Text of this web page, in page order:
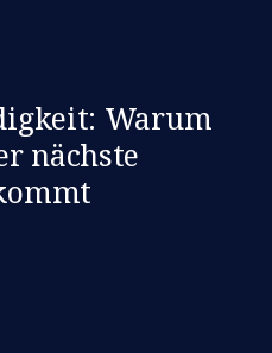
Warum
nächste